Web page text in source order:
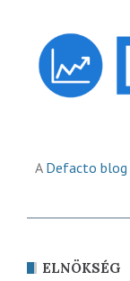
A Defacto blog
ELNÖKSÉG